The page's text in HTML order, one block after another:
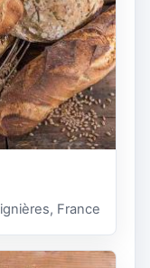
France